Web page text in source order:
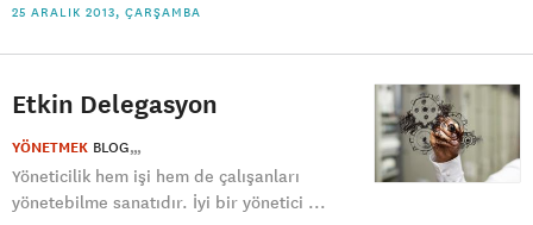
25 ARALIK 2013, ÇARŞAMBA
Etkin Delegasyon
YÖNETMEK BLOG
Yöneticilik hem işi hem de çalışanları
yönetebilme sanatıdır. İyi bir yönetici ...